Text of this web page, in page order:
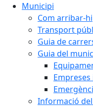
Municipi
Com arribar-hi
Transport
Guia de
Guia del
Informació